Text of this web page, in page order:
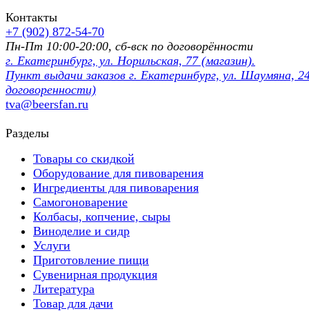
Контакты
+7 (902) 872-54-70
Пн-Пт 10:00-20:00, сб-вск по договорённости
г. Екатеринбург, ул. Норильская, 77 (магазин).
Пункт выдачи заказов г. Екатеринбург, ул. Шаумяна,
договоренности)
tva@beersfan.ru
Разделы
Товары со скидкой
Оборудование для пивоварения
Ингредиенты для пивоварения
Самогоноварение
Колбасы, копчение, сыры
Виноделие и сидр
Услуги
Приготовление пищи
Сувенирная продукция
Литература
Товар для дачи